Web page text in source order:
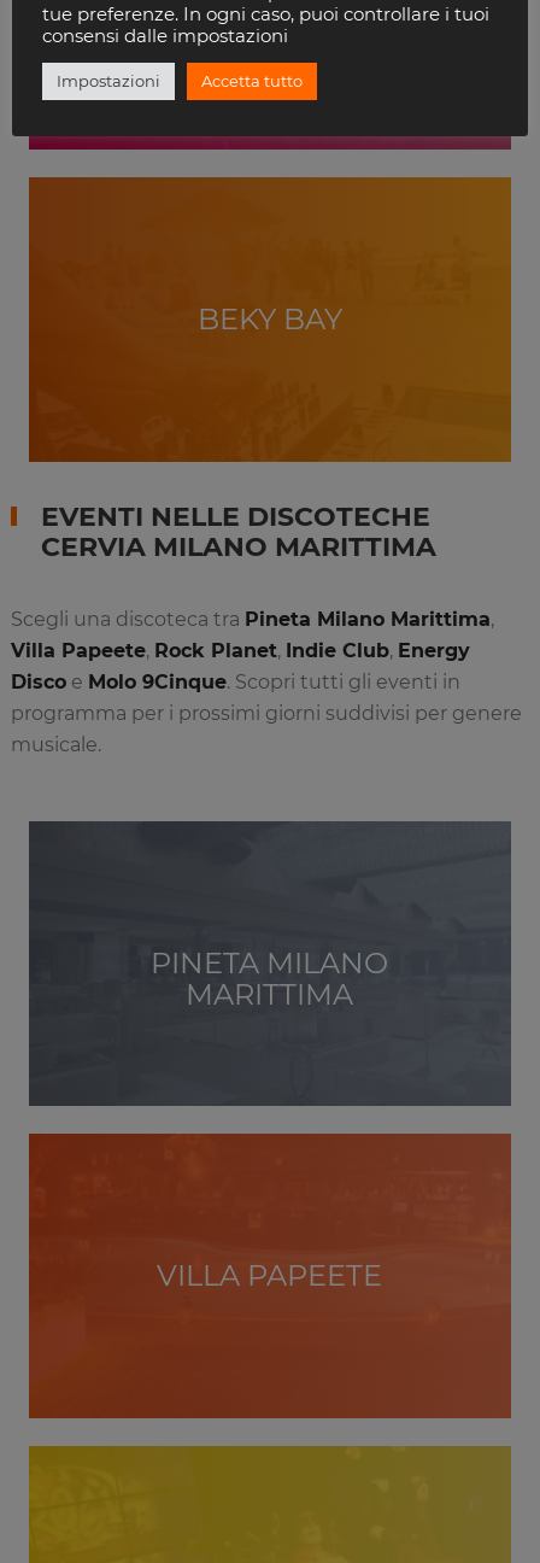
RICCIONE
BEKY BAY
EVENTI NELLE DISCOTECHE
CERVIA MILANO MARITTIMA
Scegli una discoteca tra Pineta Milano Marittima,
Villa Papeete, Rock Planet, Indie Club, Energy
Discoe Molo 9Cinque. Scopri tutti gli eventi in
programma per i prossimi giorni suddivisi per genere
musicale.
PINETA MILANO
MARITTIMA
VILLA PAPEETE
tue preferenze. In ogni caso, puoi controllare i tuoi
consensi dalle impostazioni
Impostazioni Accetta tutto